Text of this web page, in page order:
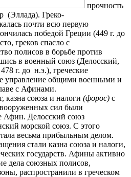
прочность
(Эллада). Греко-
почти всю первую
победой Греции (449 г. до
греков спасло с
полисов в борьбе против
в военный союз (Делосский,
г. до н.э.), греческие
управление общими военными и
с Афинами.
казна союза и налоги (форос) с
сил были
Афин. Делосский союз
морской союз. С этого
весьма прибыльным делом.
стали казна союза и налоги,
государств. Афины активно
дела союзных полисов,
распространили в греческом